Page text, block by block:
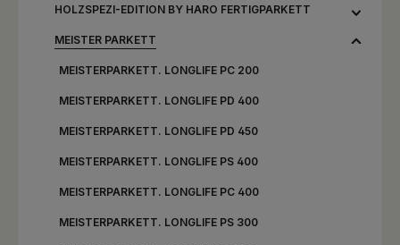
HOLZSPEZI-EDITION BY HARO FERTIGPARKETT
MEISTER PARKETT
MEISTERPARKETT. LONGLIFE PC 200
MEISTERPARKETT. LONGLIFE PD 400
MEISTERPARKETT. LONGLIFE PD 450
MEISTERPARKETT. LONGLIFE PS 400
MEISTERPARKETT. LONGLIFE PC 400
MEISTERPARKETT. LONGLIFE PS 300